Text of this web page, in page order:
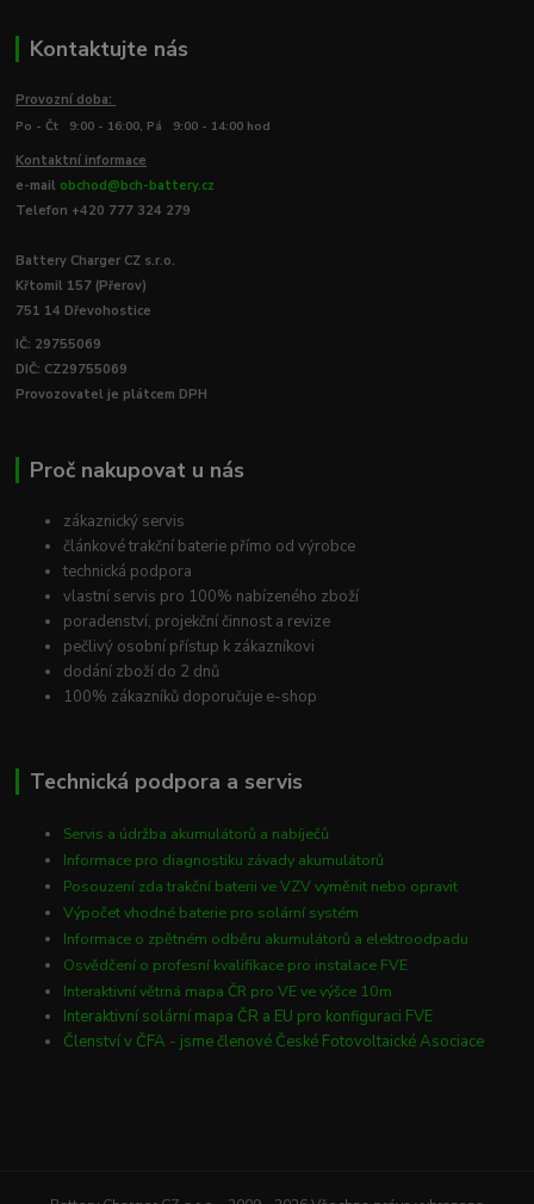
Kontaktujte nás
Provozní doba:
Po - Čt 9:00 - 16:00, Pá 9:00 - 14:00 hod
Kontaktní informace
e-mail obchod@bch-battery.cz
Telefon +420 777 324 279
Battery Charger CZ s.r.o.
Křtomil 157 (Přerov)
751 14 Dřevohostice
IČ: 29755069
DIČ: CZ29755069
Provozovatel je plátcem DPH
Proč nakupovat u nás
zákaznický servis
článkové trakční baterie přímo od výrobce
technická podpora
vlastní servis pro 100% nabízeného zboží
poradenství, projekční činnost a revize
pečlivý osobní přístup k zákazníkovi
dodání zboží do 2 dnů
100% zákazníků doporučuje e-shop
Technická podpora a servis
Servis a údržba akumulátorů a nabíječů
Informace pro diagnostiku závady akumulátorů
Posouzení zda trakční baterii ve VZV vyměnit nebo opravit
Výpočet vhodné baterie pro solární systém
Informace o zpětném odběru akumulátorů a elektroodpadu
Osvědčení o profesní kvalifikace pro instalace FVE
Interaktivní větrná mapa ČR pro VE ve výšce 10m
Interaktivní solární mapa ČR a EU pro konfiguraci FVE
Členství v ČFA - jsme členové České Fotovoltaické Asociace